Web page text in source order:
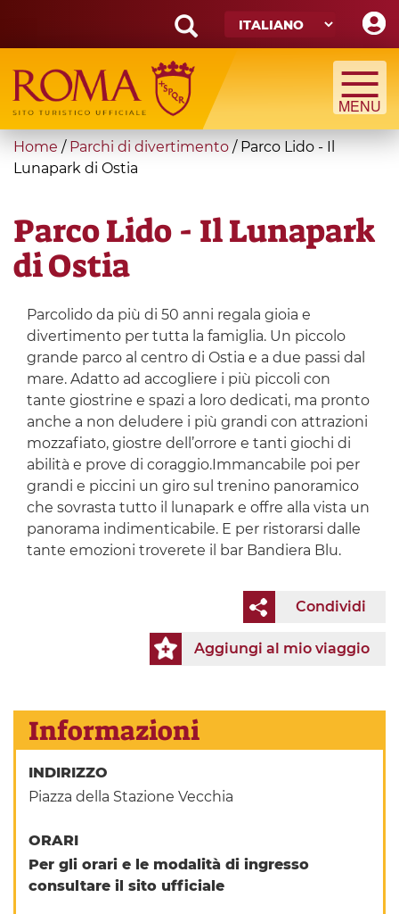
main
content
Search
form
Cerca
You
are
Home / Parchi di divertimento / Parco Lido - Il
Lunapark di Ostia
Parco Lido - Il Lunapark
di Ostia
Parcolido da più di 50 anni regala gioia e
divertimento per tutta la famiglia. Un piccolo
grande parco al centro di Ostia e a due passi dal
mare. Adatto ad accogliere i più piccoli con
tante giostrine e spazi a loro dedicati, ma pronto
anche a non deludere i più grandi con attrazioni
mozzafiato, giostre dell’orrore e tanti giochi di
abilità e prove di coraggio.Immancabile poi per
grandi e piccini un giro sul trenino panoramico
che sovrasta tutto il lunapark e offre alla vista un
panorama indimenticabile. E per ristorarsi dalle
tante emozioni troverete il bar Bandiera Blu.
Condividi
Aggiungi al mio viaggio
Informazioni
INDIRIZZO
Piazza della Stazione Vecchia
ORARI
Per gli orari e le modalità di ingresso
consultare il sito ufficiale